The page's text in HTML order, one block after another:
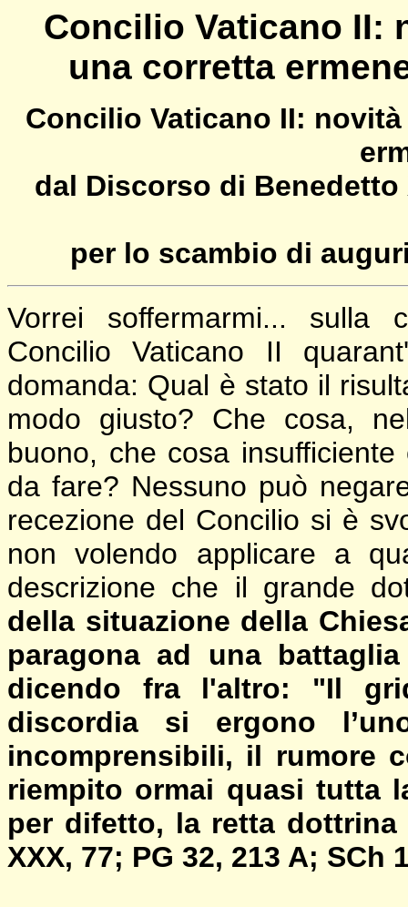
Concilio Vaticano II:
una corretta
Concilio Vaticano II:
dal Discorso di
per lo scambio di
Vorrei soffermarmi... sulla
Concilio Vaticano II
domanda: Qual è stato il
modo giusto? Che cosa,
buono, che cosa
da fare? Nessuno può
recezione del Concilio si è
non volendo applicare a
descrizione che il grande
della situazione della
paragona ad una
dicendo fra l'altro: "Il
discordia si ergono
incomprensibili, il rumore
riempito ormai quasi tutta
per difetto, la retta
XXX, 77; PG 32, 213 A; SCh